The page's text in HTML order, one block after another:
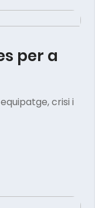
per a
crisi i